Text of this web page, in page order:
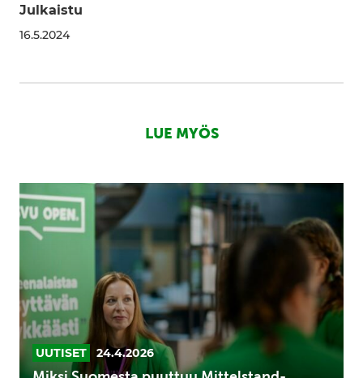
Julkaistu
16.5.2024
LUE MYÖS
Miksi
Suomesta
puuttuu
Kasvu
Open
perkaa
pk-
yritysten
UUTISET 24.4.2026